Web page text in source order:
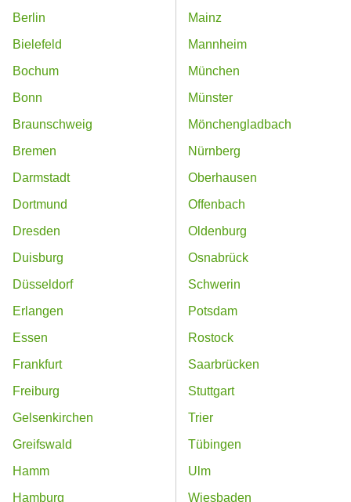
Berlin
Bielefeld
Bochum
Bonn
Braunschweig
Bremen
Darmstadt
Dortmund
Dresden
Duisburg
Düsseldorf
Erlangen
Essen
Frankfurt
Freiburg
Gelsenkirchen
Greifswald
Hamm
Hamburg
Mainz
Mannheim
München
Münster
Mönchengladbach
Nürnberg
Oberhausen
Offenbach
Oldenburg
Osnabrück
Schwerin
Potsdam
Rostock
Saarbrücken
Stuttgart
Trier
Tübingen
Ulm
Wiesbaden